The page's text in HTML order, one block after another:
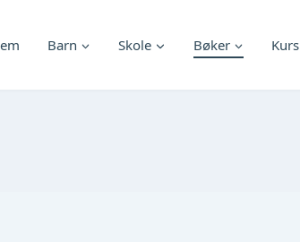
Barn Skole Bøker Kurs